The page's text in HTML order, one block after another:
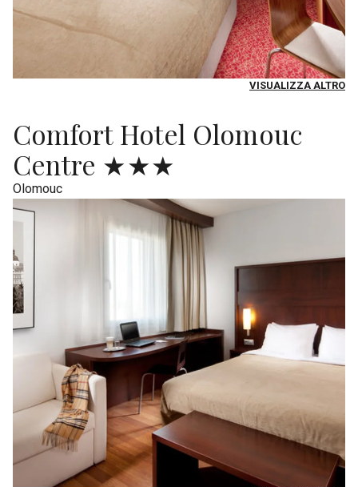
VISUALIZZA ALTRO
Comfort Hotel Olomouc
Centre ★★★
Olomouc